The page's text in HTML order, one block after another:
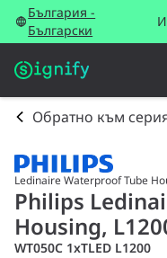
България -
Български
Обратно към
Ledinaire Waterproof Tube
Philips
Housing,
WT050C 1xTLED L1200